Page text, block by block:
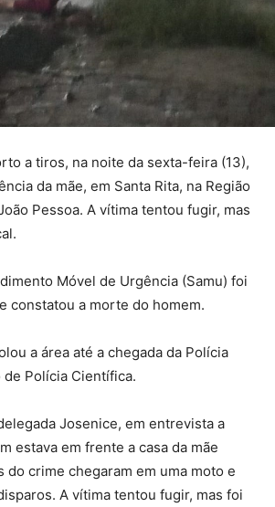
a tiros, na noite da sexta-feira (13),
da mãe, em Santa Rita, na Região
Pessoa. A vítima tentou fugir, mas
Móvel de Urgência (Samu) foi
constatou a morte do homem.
a área até a chegada da Polícia
Polícia Científica.
Josenice, em entrevista a
estava em frente a casa da mãe
do crime chegaram em uma moto e
A vítima tentou fugir, mas foi